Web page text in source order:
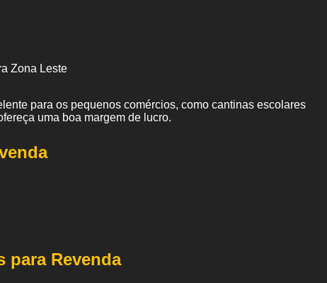
Zona Leste
para os pequenos comércios, como cantinas escolares
uma boa margem de lucro.